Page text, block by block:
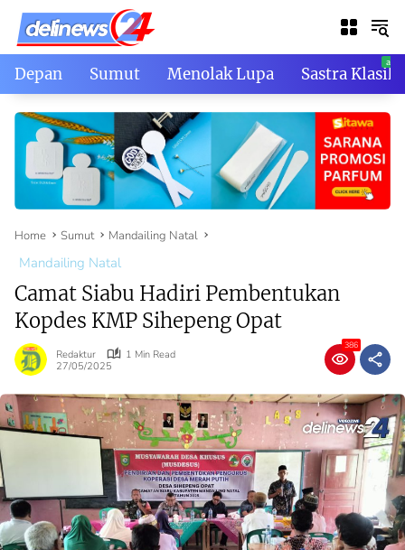
Skip
content
Depan Sumut Menolak Lupa Sastra Klasik
Home Sumut Mandailing Natal
Mandailing Natal
Camat Siabu Hadiri Pembentukan
Kopdes KMP Sihepeng Opat
Redaktur
1 Min Read
27/05/2025
386